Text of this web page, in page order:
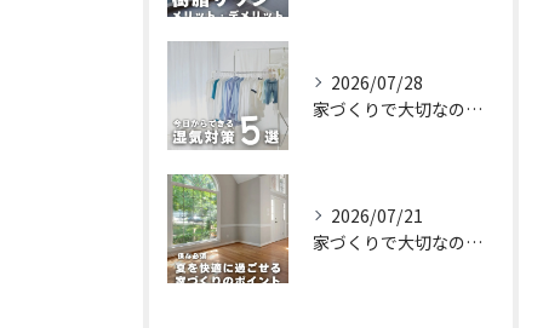
2026/07/28
家づくりで大切なのは、住んでからの快適さ🌿
2026/07/21
家づくりで大切なのは、住んでからの快適さ🌿